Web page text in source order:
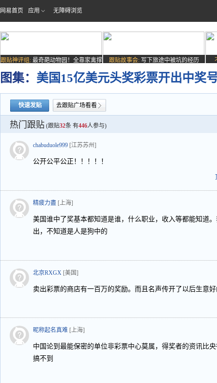
网易首页 应用 无障碍浏览
跟贴神评组: 最奇葩动物园！全靠家禽撑
场子
跟贴故事会: 写下旅途中被坑的经历
图集： 美国15亿美元头奖彩票开出中奖
快速发贴 去跟贴广场看看
热门跟贴 (跟贴32条 有446人参与)
chabuduole999 [江苏苏州]
公开公平公正！！！！！
精疲力盡 [上海]
美国谁中了奖基本都知道是谁，什么职业，收入等都能知道
出，不知道是人是狗中的
北京RXGX [美国]
卖出彩票的商店有一百万的奖励。而且名声传开了以后生意
昵称起名真难 [上海]
中国论到最能保密的单位非彩票中心莫属，得奖者的资讯比
搞不到